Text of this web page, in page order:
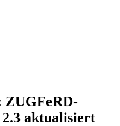
ZUGFeRD-
aktualisiert